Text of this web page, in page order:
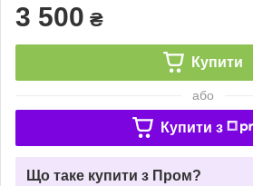
3 500 ₴
Купити
або
Купити з
Що таке купити з Пром?